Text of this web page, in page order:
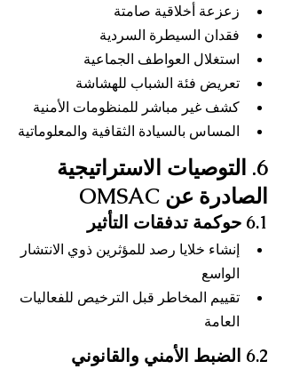
زعزعة أخلاقية صامتة
فقدان السيطرة السردية
استغلال العواطف الجماعية
تعريض فئة الشباب للهشاشة
كشف غير مباشر للمنظومات الأمنية
المساس بالسيادة الثقافية والمعلوماتية
6. التوصيات الاستراتيجية
الصادرة عن OMSAC
6.1 حوكمة تدفقات التأثير
إنشاء خلايا رصد للمؤثرين ذوي الانتشار
الواسع
تقييم المخاطر قبل الترخيص للفعاليات
العامة
6.2 الضبط الأمني والقانوني